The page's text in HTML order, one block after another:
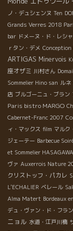
ノ・デュシェンヌ Ten
Grands Verres 2018
bar ドメーヌ・ド・レシ
ｒタン・デメ
ARTIGAS Minervois
座オザミ 川村さん
Sommelier Hino san ル
店 ブルゴーニュ・ブラン
Paris bistro MARGO
Cabernet-Franc 2007
ィ・マックス film マルク
ジェーテー Barbecue
et Sommelier
ヴァ Auxerrois Nature
クリストッフ・パカレ
L'ECHALIER ベレール
Alma Matert Bordeaux
デュ・ヴァン・ド・フラ
ニョル 水道・江戸川橋